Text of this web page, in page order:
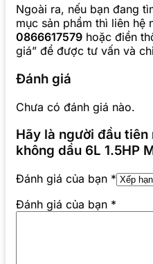
Ngoài ra, nếu bạn đang
mục sản phẩm thì liên hệ
0866617579 hoặc điền
giá” để được tư vấn và
Đánh giá
Chưa có đánh giá nào.
Hãy là người đầu tiên
không dầu 6L 1.5HP
Đánh giá của bạn *
Đánh giá của bạn *